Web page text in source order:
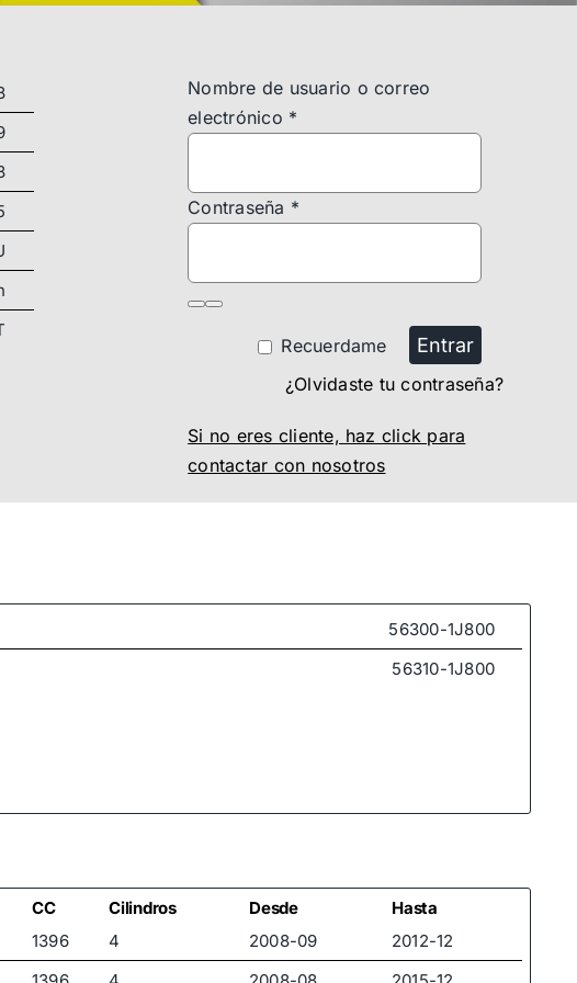
Nombre de usuario o correo
electrónico *
Contraseña *
Recuerdame Entrar
¿Olvidaste tu contraseña?
Si no eres cliente, haz click para
contactar con nosotros
56300-1J800
56310-1J800
CC Cilindros Desde
Hasta
1396 4 2008-09
2012-12